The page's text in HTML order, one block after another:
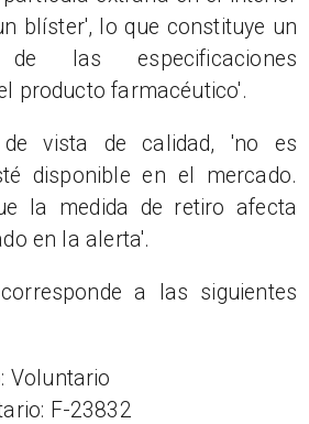
blíster', lo que constituye un
de las especificaciones
producto farmacéutico'.
vista de calidad, 'no es
disponible en el mercado.
la medida de retiro afecta
en la alerta'.
a las siguientes
Voluntario
F-23832